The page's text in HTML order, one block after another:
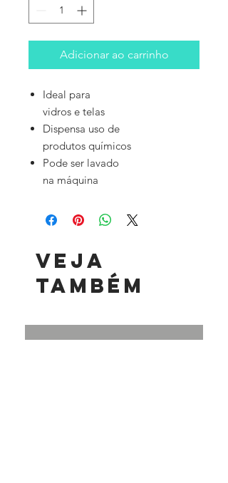
Adicionar ao carrinho
Ideal para
vidros e telas
Dispensa uso de
produtos químicos
Pode ser lavado
na máquina
Veja
também